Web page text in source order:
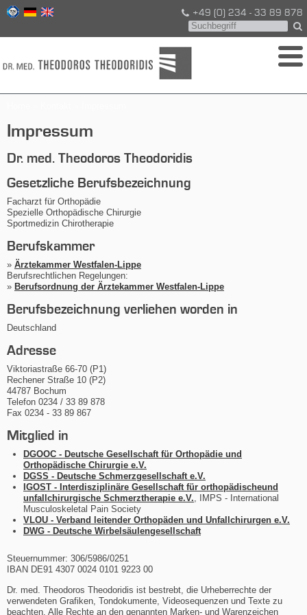
+49 (0) 234 - 33 89 878
Impressum
Dr. med. Theodoros Theodoridis
Gesetzliche Berufsbezeichnung
Facharzt für Orthopädie
Spezielle Orthopädische Chirurgie
Sportmedizin Chirotherapie
Berufskammer
» Ärztekammer Westfalen-Lippe
Berufsrechtlichen Regelungen:
» Berufsordnung der Ärztekammer Westfalen-Lippe
Berufsbezeichnung verliehen worden in
Deutschland
Adresse
Viktoriastraße 66-70 (P1)
Rechener Straße 10 (P2)
44787 Bochum
Telefon 0234 / 33 89 878
Fax 0234 - 33 89 867
Mitglied in
DGOOC - Deutsche Gesellschaft für Orthopädie und
Orthopädische Chirurgie e.V.
DGSS - Deutsche Schmerzgesellschaft e.V.
IGOST - Interdisziplinäre Gesellschaft für orthopädischeund
unfallchirurgische Schmerztherapie e.V., IMPS - International
Musculoskeletal Pain Society
VLOU - Verband leitender Orthopäden und Unfallchirurgen e.V.
DWG - Deutsche Wirbelsäulengesellschaft
Steuernummer: 306/5986/0251
IBAN DE91 4307 0024 0101 9223 00
Dr. med. Theodoros Theodoridis ist bestrebt, die Urheberrechte der
verwendeten Grafiken, Tondokumente, Videosequenzen und Texte zu
beachten. Alle Rechte an den genannten Marken- und Warenzeichen